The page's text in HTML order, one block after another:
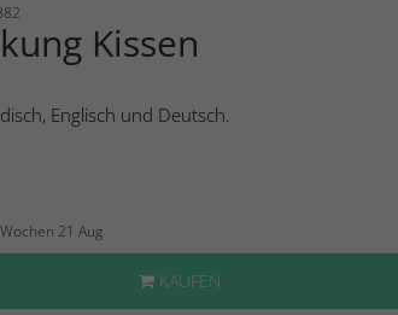
Kissen
Englisch und Deutsch.
21 Aug
KAUFEN